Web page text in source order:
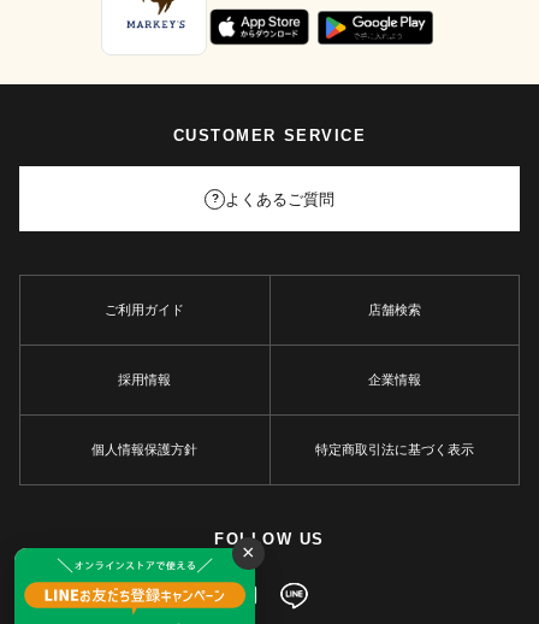
×
CUSTOMER SERVICE
? よくあるご質問
ご利用ガイド 店舗検索
採用情報 企業情報
個人情報保護方針 特定商取引法に基づく表示
FOLLOW US